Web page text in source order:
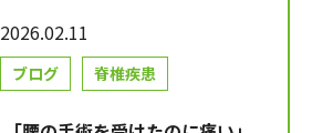
2026.02.11
ブログ 脊椎疾患